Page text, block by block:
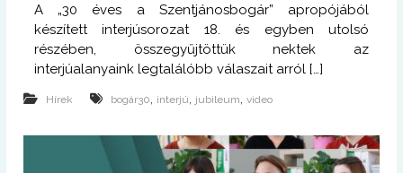
A „30 éves a Szentjánosbogár” apropójából
készített interjúsorozat 18. és egyben utolsó
részében, összegyűjtöttük nektek az
interjúalanyaink legtalálóbb válaszait arról […]
Hírek bogár30 interjú jubileum ,video